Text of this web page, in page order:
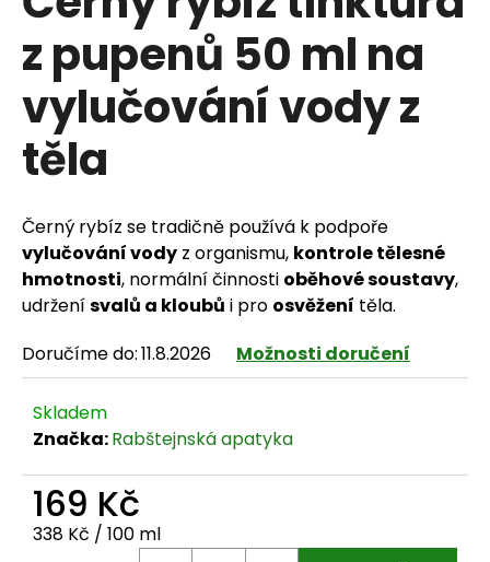
z pupenů 50 ml na
vylučování vody z
těla
Černý rybíz se tradičně používá k podpoře
vylučování vody z organismu, kontrole tělesné
hmotnosti, normální činnosti oběhové soustavy,
udrženísvalů a kloubů i pro osvěžení těla.
Doručíme do:11.8.2026 Možnosti doručení
Skladem
Značka:Rabštejnská apatyka
169 Kč
Měrná cena:
338 Kč / 100 ml
HLEDAT
D
o
p
r
u
č
u